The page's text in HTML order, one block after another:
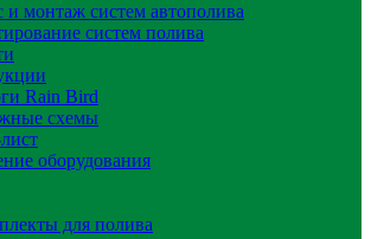
и монтаж систем автополива
систем полива
Rain Bird
схемы
оборудования
для полива